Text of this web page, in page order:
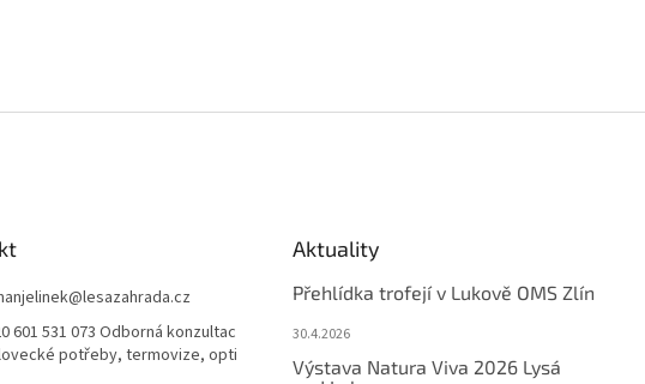
@lesazahrada.cz
601 531 073 Odborná konzultac
potřeby, termovize, opti
Aktuality
Přehlídka trofejí v Lukově OMS Zlín
30.4.2026
Výstava Natura Viva 2026 Lysá